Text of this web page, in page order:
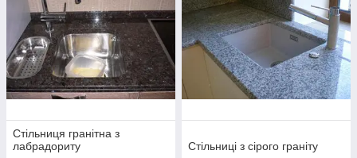
Стільниця гранітна з
лабрадориту
Стільниці з сірого граніту